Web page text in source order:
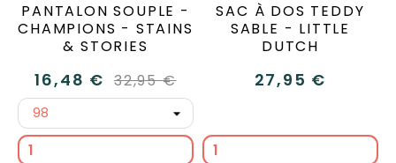
PANTALON SOUPLE -
CHAMPIONS - STAINS
& STORIES
16,48 € 32,95 €
SAC À DOS TEDDY
SABLE - LITTLE
DUTCH
27,95 €